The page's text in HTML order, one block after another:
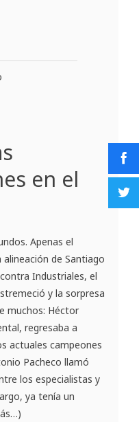
en el
Apenas el
de Santiago
Industriales, el
y la sorpresa
muchos: Héctor
regresaba a
actuales campeones
Pacheco llamó
los especialistas y
ya tenía un